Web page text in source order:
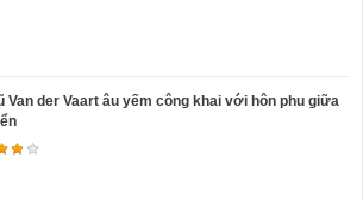
Van der Vaart âu yếm công khai với hôn phu giữa